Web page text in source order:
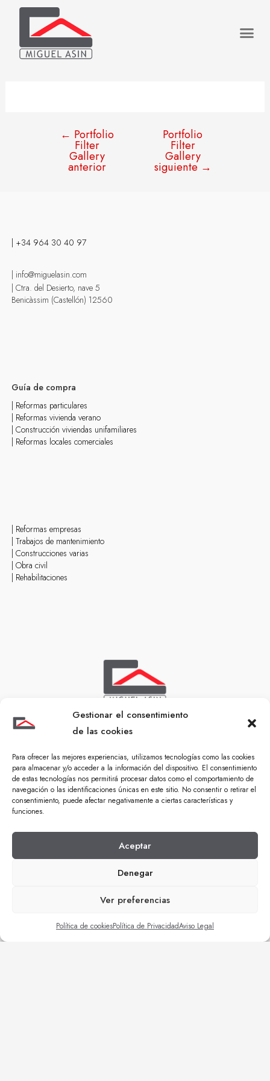
Gestionar el consentimiento
de las cookies
Para ofrecer las mejores experiencias, utilizamos tecnologías como las cookies
para almacenar y/o acceder a la información del dispositivo. El consentimiento
de estas tecnologías nos permitirá procesar datos como el comportamiento de
navegación o las identificaciones únicas en este sitio. No consentir o retirar el
consentimiento, puede afectar negativamente a ciertas características y
funciones.
Aceptar
Denegar
Ver preferencias
Política de cookiesPolítica de PrivacidadAviso Legal
← Portfolio
Filter
Gallery
anterior
Portfolio
Filter
Gallery
siguiente →
| Reformas empresas
| Trabajos de mantenimiento
| Construcciones varias
| Obra civil
| Rehabilitaciones
Guía de compra
| Reformas particulares
| Reformas vivienda verano
| Construcción viviendas unifamiliares
| Reformas locales comerciales
| +34 964 30 40 97
| info@miguelasin.com
| Ctra. del Desierto, nave 5
Benicàssim (Castellón) 12560
de un vehículo híbrido enchufable de la Unión Europea con cargo al